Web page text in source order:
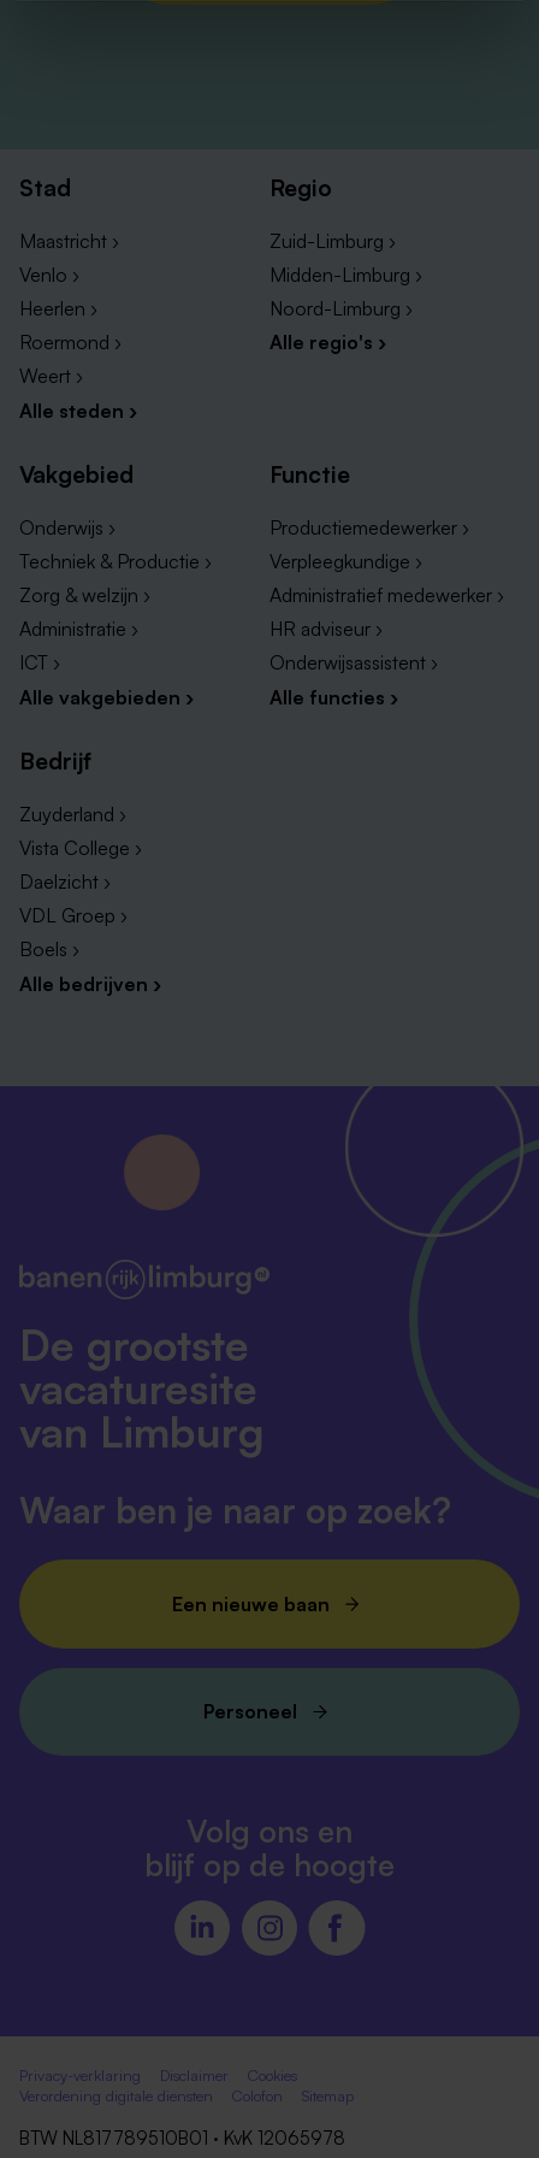
Stad
Maastricht ›
Venlo ›
Heerlen ›
Roermond ›
Weert ›
Alle steden ›
Regio
Zuid-Limburg ›
Midden-Limburg ›
Noord-Limburg ›
Alle regio's ›
Vakgebied
Onderwijs ›
Techniek & Productie ›
Zorg & welzijn ›
Administratie ›
ICT ›
Alle vakgebieden ›
Functie
Productiemedewerker ›
Verpleegkundige ›
Administratief medewerker ›
HR adviseur ›
Onderwijsassistent ›
Alle functies ›
Bedrijf
Zuyderland ›
Vista College ›
Daelzicht ›
VDL Groep ›
Boels ›
Alle bedrijven ›
De grootste
vacaturesite
van Limburg
Waar ben je naar op zoek?
Een nieuwe baan
Personeel
Volg ons en
blijf op de hoogte
Privacy-verklaring Disclaimer
Cookies
Verordening digitale diensten
Colofon Sitemap
BTW NL817789510B01 · KvK 12065978